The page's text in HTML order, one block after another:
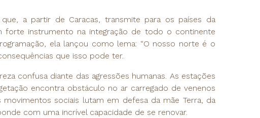
a partir de Caracas, transmite para os países da
forte instrumento na integração de todo o continente
ela lançou como lema: “O nosso norte é o
que isso pode ter.
confusa diante das agressões humanas. As estações
encontra obstáculo no ar carregado de venenos
sociais lutam em defesa da mãe Terra, da
com uma incrível capacidade de se renovar.